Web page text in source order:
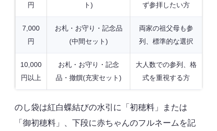
円 ト) ず参拝したい方
7,000
円
お札・お守り・記念品
(中間セット)
両家の祖父母も参
列、標準的な選択
10,000
円以上
お札・お守り・記念
品・撤饌(充実セット)
大人数での参列、格
式を重視する方
のし袋は紅白蝶結びの水引に「初穂料」または
「御初穂料」、下段に赤ちゃんのフルネームを記